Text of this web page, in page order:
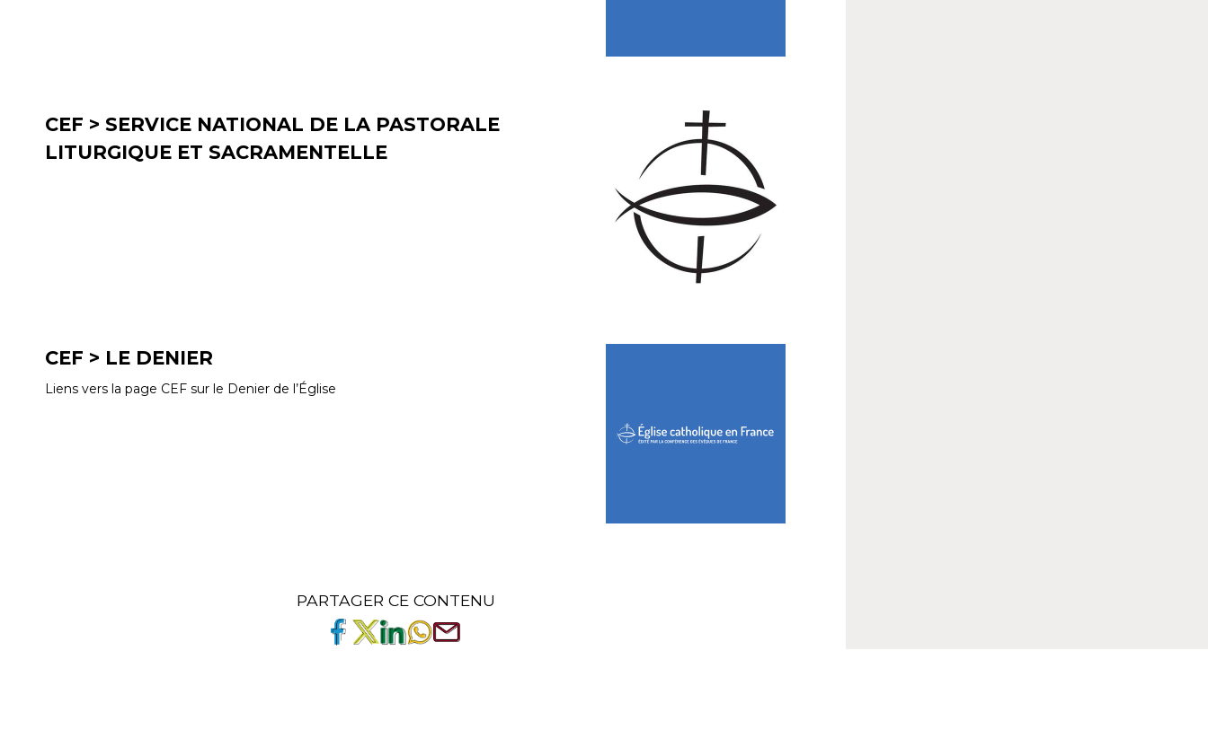
CEF > SERVICE NATIONAL DE LA PASTORALE
LITURGIQUE ET SACRAMENTELLE
CEF > LE DENIER
Liens vers la page CEF sur le Denier de l’Église
PARTAGER CE CONTENU